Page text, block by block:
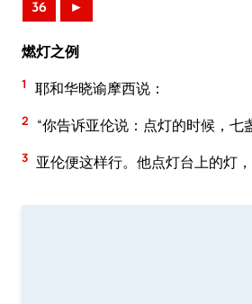
36 ►
燃灯之例
1 耶和华晓谕摩西说：
2 “你告诉亚伦说：点灯的时候，七
3 亚伦便这样行。他点灯台上的灯